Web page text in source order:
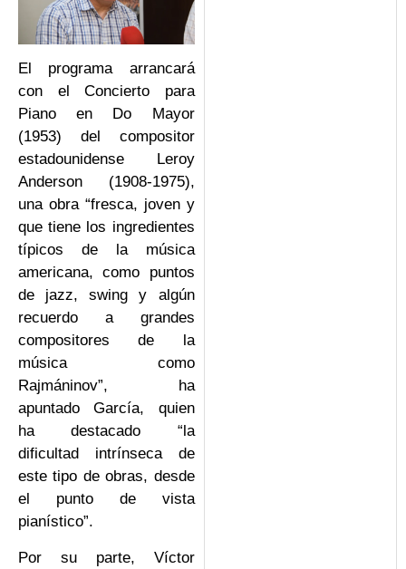
El programa arrancará
con el Concierto para
Piano en Do Mayor
(1953) del compositor
estadounidense Leroy
Anderson (1908-1975),
una obra “fresca, joven y
que tiene los ingredientes
típicos de la música
americana, como puntos
de jazz, swing y algún
recuerdo a grandes
compositores de la
música como
Rajmáninov”, ha
apuntado García, quien
ha destacado “la
dificultad intrínseca de
este tipo de obras, desde
el punto de vista
pianístico”.
Por su parte, Víctor